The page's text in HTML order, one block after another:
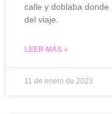
calle y doblaba
del viaje.
LEER MÁS »
11 de enero de 2023